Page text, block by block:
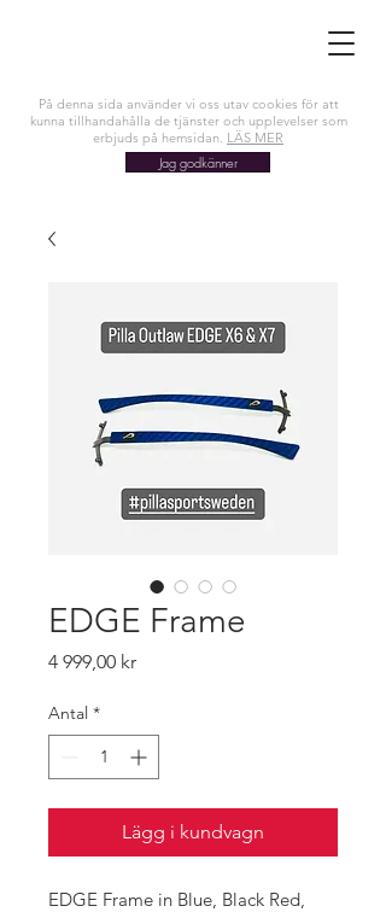
På denna sida använder vi oss utav cookies för att
kunna tillhandahålla de tjänster och upplevelser som
erbjuds på hemsidan. LÄS MER
Jag godkänner
EDGE Frame
4 999,00 krPris
Antal *
Lägg i kundvagn
EDGE Frame in Blue, Black Red,